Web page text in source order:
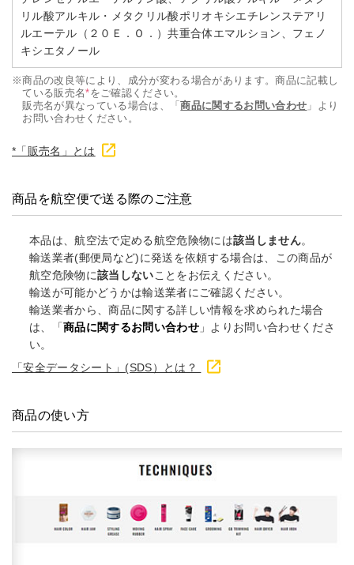
リル酸アルキル・メタクリル酸ポリオキシエチレンステアリ
ルエーテル（２０Ｅ．Ｏ．）共重合体エマルション、フェノ
キシエタノール
※商品の改良等により、成分が変わる場合があります。商品に記載し
ている販売名*をご確認ください。
販売名が異なっている場合は、「商品に関するお問い合わせ 」より
お問い合わせください。
*「販売名」とは
商品を航空便で送る際のご注意
本品は、航空法で定める航空危険物には該当しません。
輸送業者(郵便局など)に発送を依頼する場合は、この商品が
航空危険物に該当しないことをお伝えください。
輸送が可能かどうかは輸送業者にご確認ください。
輸送業者から、商品に関する詳しい情報を求められた場合
は、「商品に関するお問い合わせ 」よりお問い合わせくださ
い。
「安全データシート」(SDS）とは？
商品の使い方